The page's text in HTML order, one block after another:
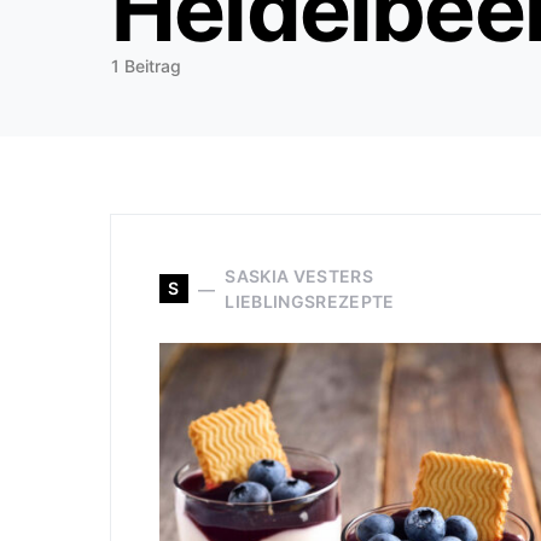
1 Beitrag
S
SASKIA VESTERS
LIEBLINGSREZEPTE